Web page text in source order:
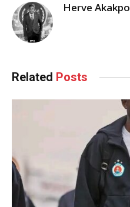
Herve Akakpo
Related Posts